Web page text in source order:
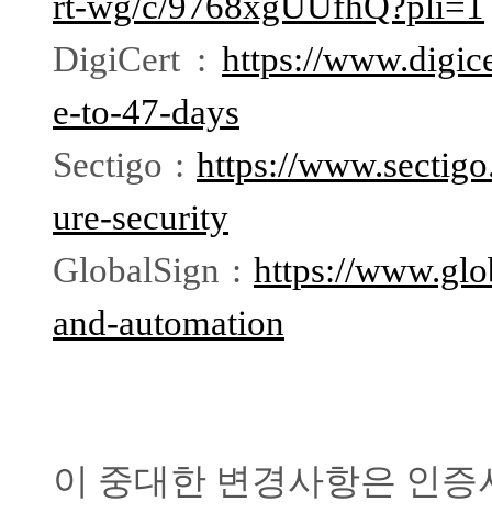
DigiCert : https://
e-to-47-days
Sectigo : https://
ure-security
GlobalSign : https://
and-automation
이 중대한 변경사항은 인